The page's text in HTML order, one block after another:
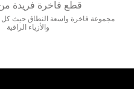
قطع فاخرة فريدة
مجموعة فاخرة واسعة النطاق حيث كل
والأزياء الراقية